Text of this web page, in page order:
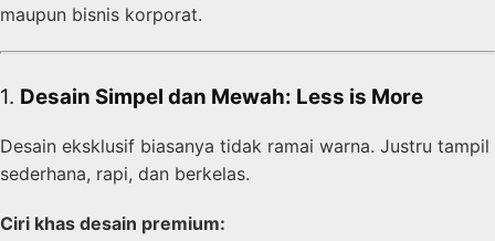
maupun bisnis korporat.
1. Desain Simpel dan Mewah: Less is More
Desain eksklusif biasanya tidak ramai warna. Justru tampil
sederhana, rapi, dan berkelas.
Ciri khas desain premium: